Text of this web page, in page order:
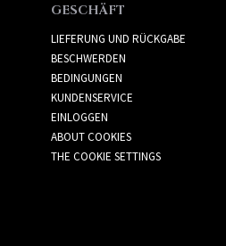
GESCHÄFT
LIEFERUNG UND RÜCKGABE
BESCHWERDEN
BEDINGUNGEN
KUNDENSERVICE
EINLOGGEN
ABOUT COOKIES
THE COOKIE SETTINGS